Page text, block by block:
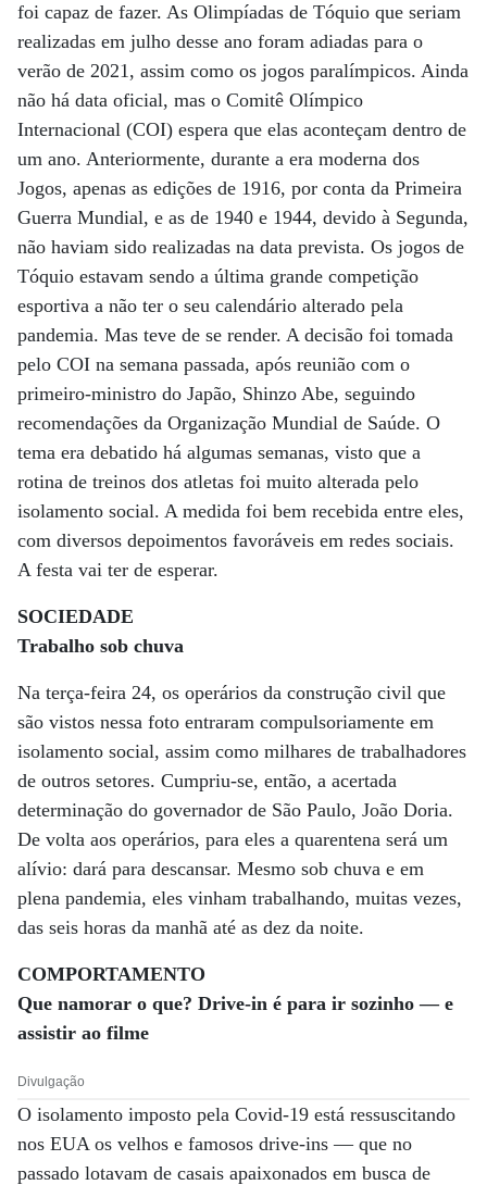
foi capaz de fazer. As Olimpíadas de Tóquio que seriam
realizadas em julho desse ano foram adiadas para o
verão de 2021, assim como os jogos paralímpicos. Ainda
não há data oficial, mas o Comitê Olímpico
Internacional (COI) espera que elas aconteçam dentro de
um ano. Anteriormente, durante a era moderna dos
Jogos, apenas as edições de 1916, por conta da Primeira
Guerra Mundial, e as de 1940 e 1944, devido à Segunda,
não haviam sido realizadas na data prevista. Os jogos de
Tóquio estavam sendo a última grande competição
esportiva a não ter o seu calendário alterado pela
pandemia. Mas teve de se render. A decisão foi tomada
pelo COI na semana passada, após reunião com o
primeiro-ministro do Japão, Shinzo Abe, seguindo
recomendações da Organização Mundial de Saúde. O
tema era debatido há algumas semanas, visto que a
rotina de treinos dos atletas foi muito alterada pelo
isolamento social. A medida foi bem recebida entre eles,
com diversos depoimentos favoráveis em redes sociais.
A festa vai ter de esperar.
SOCIEDADE
Trabalho sob chuva
Na terça-feira 24, os operários da construção civil que
são vistos nessa foto entraram compulsoriamente em
isolamento social, assim como milhares de trabalhadores
de outros setores. Cumpriu-se, então, a acertada
determinação do governador de São Paulo, João Doria.
De volta aos operários, para eles a quarentena será um
alívio: dará para descansar. Mesmo sob chuva e em
plena pandemia, eles vinham trabalhando, muitas vezes,
das seis horas da manhã até as dez da noite.
COMPORTAMENTO
Que namorar o que? Drive-in é para ir sozinho — e
assistir ao filme
Divulgação
O isolamento imposto pela Covid-19 está ressuscitando
nos EUA os velhos e famosos drive-ins — que no
passado lotavam de casais apaixonados em busca de